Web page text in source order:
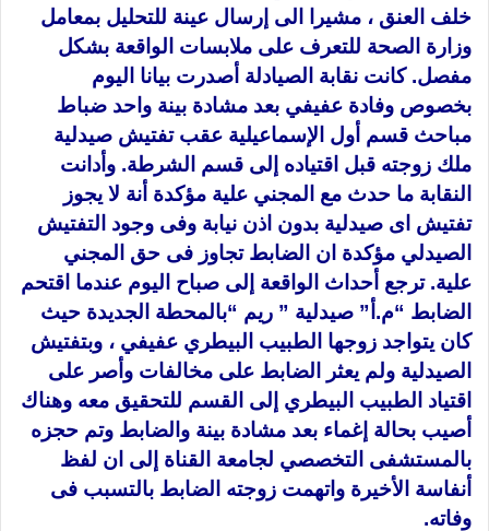
خلف العنق ، مشيرا الى إرسال عينة للتحليل بمعامل
وزارة الصحة للتعرف على ملابسات الواقعة بشكل
مفصل. كانت نقابة الصيادلة أصدرت بيانا اليوم
بخصوص وفادة عفيفي بعد مشادة بينة واحد ضباط
مباحث قسم أول الإسماعيلية عقب تفتيش صيدلية
ملك زوجته قبل اقتياده إلى قسم الشرطة. وأدانت
النقابة ما حدث مع المجني علية مؤكدة أنة لا يجوز
تفتيش اى صيدلية بدون اذن نيابة وفى وجود التفتيش
الصيدلي مؤكدة ان الضابط تجاوز فى حق المجني
علية. ترجع أحداث الواقعة إلى صباح اليوم عندما اقتحم
الضابط “م.أ” صيدلية ” ريم “بالمحطة الجديدة حيث
كان يتواجد زوجها الطبيب البيطري عفيفي ، وبتفتيش
الصيدلية ولم يعثر الضابط على مخالفات وأصر على
اقتياد الطبيب البيطري إلى القسم للتحقيق معه وهناك
أصيب بحالة إغماء بعد مشادة بينة والضابط وتم حجزه
بالمستشفى التخصصي لجامعة القناة إلى ان لفظ
أنفاسة الأخيرة واتهمت زوجته الضابط بالتسبب فى
وفاته.